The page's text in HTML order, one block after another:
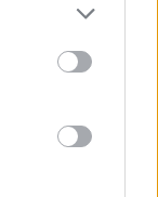
specializzati
servizi a
su un
del futuro saranno
elevate con